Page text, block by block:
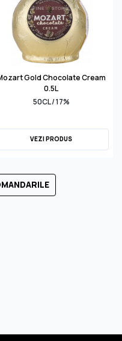
Gold Chocolate Cream
0.5L
50CL / 17%
VEZI PRODUS